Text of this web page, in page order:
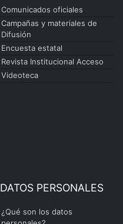
Comunicados oficiales
Campañas y materiales de
Difusión
Encuesta estatal
Revista Institucional Acceso
Videoteca
DATOS PERSONALES
¿Qué son los datos